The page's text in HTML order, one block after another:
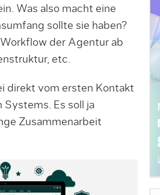
Was also macht eine
sollte sie haben?
der Agentur ab
etc.
direkt vom ersten Kontakt
Es soll ja
Zusammenarbeit